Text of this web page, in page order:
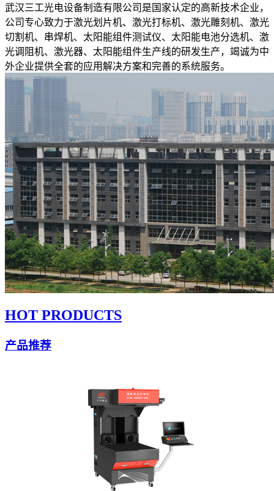
武汉三工光电设备制造有限公司是国家认定的高新技术企业，
公司专心致力于激光划片机、激光打标机、激光雕刻机、激光
切割机、串焊机、太阳能组件测试仪、太阳能电池分选机、激
光调阻机、激光器、太阳能组件生产线的研发生产，竭诚为中
外企业提供全套的应用解决方案和完善的系统服务。
HOT PRODUCTS
产品推荐